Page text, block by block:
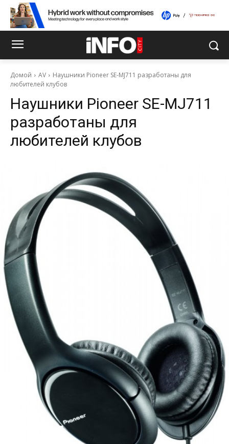
Домой AV
Наушники Pioneer SE-MJ711 разработаны для
любителей клубов
Наушники Pioneer SE-MJ711
разработаны для
любителей клубов